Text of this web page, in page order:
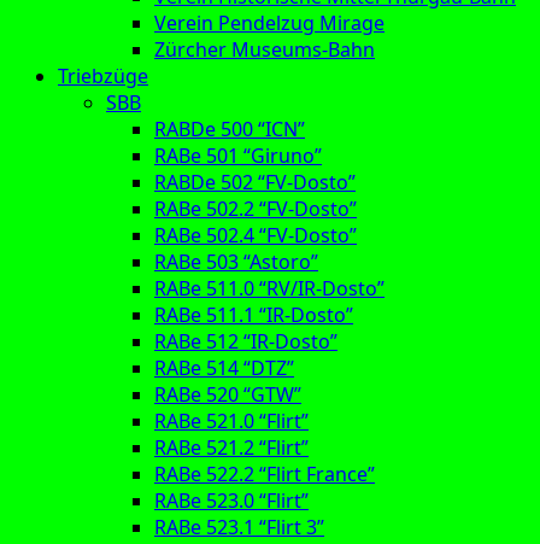
Verein Pendelzug Mirage
Zürcher Museums-Bahn
Triebzüge
SBB
RABDe 500 “ICN”
RABe 501 “Giruno”
RABDe 502 “FV-Dosto”
RABe 502.2 “FV-Dosto”
RABe 502.4 “FV-Dosto”
RABe 503 “Astoro”
RABe 511.0 “RV/IR-Dosto”
RABe 511.1 “IR-Dosto”
RABe 512 “IR-Dosto”
RABe 514 “DTZ”
RABe 520 “GTW”
RABe 521.0 “Flirt”
RABe 521.2 “Flirt”
RABe 522.2 “Flirt France”
RABe 523.0 “Flirt”
RABe 523.1 “Flirt 3”